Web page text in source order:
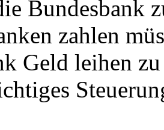
Bundesbank
zahlen
Geld leihen